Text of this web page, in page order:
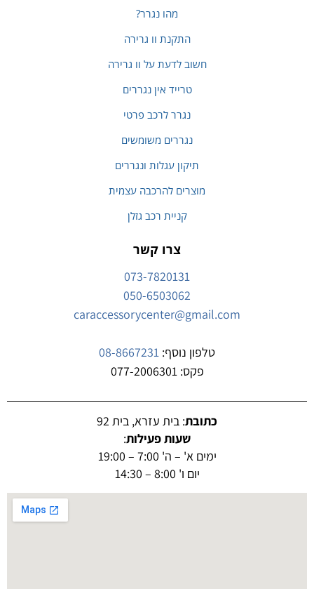
מהו נגרר?
התקנת וו גרירה
חשוב לדעת על וו גרירה
טרייד אין נגררים
נגרר לרכב פרטי
נגררים משומשים
תיקון עגלות ונגררים
מוצרים להרכבה עצמית
קניית רכב גזלן
צרו קשר
073-7820131
050-6503062
caraccessorycenter@gmail.com
טלפון נוסף: 08-8667231
פקס: 077-2006301
כתובת: בית עזרא, בית 92
שעות פעילות:
ימים א' – ה' 7:00 – 19:00
יום ו' 8:00 – 14:30